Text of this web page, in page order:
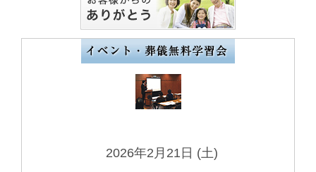
2026年2月21日 (土)